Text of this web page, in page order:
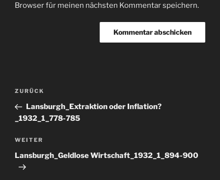
Browser für meinen nächsten Kommentar speichern.
Beitragsnavigation
Vorheriger
Beitrag
ZURÜCK
Lansburgh_Extraktion oder Inflation?
_1932_1_778-785
Nächster
Beitrag
WEITER
Lansburgh_Geldlose Wirtschaft_1932_1_894-900